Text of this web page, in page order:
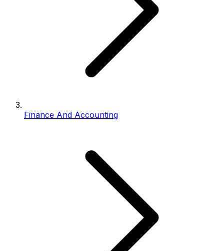
Finance And Accounting